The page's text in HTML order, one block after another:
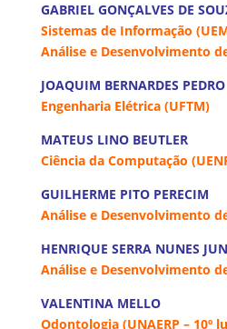
GABRIEL GONÇALVES DE
Sistemas de Informação
Análise e Desenvolvimento
JOAQUIM BERNARDES PEDRO
Engenharia Elétrica (UFTM)
MATEUS LINO BEUTLER
Ciência da Computação
GUILHERME PITO PERECIM
Análise e Desenvolvimento
HENRIQUE SERRA NUNES
Análise e Desenvolvimento
VALENTINA MELLO
Odontologia (UNAERP – 10º